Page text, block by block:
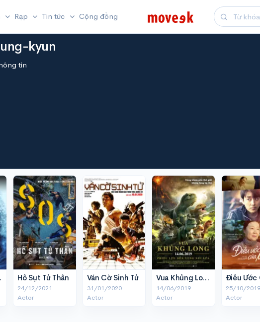
Rạp Tin tức Cộng đồng
kyun
tin
Dậy Hố Sụt Tử Thần
24/12/2021
Actor
Ván Cờ Sinh Tử
31/01/2020
Actor
Vua Khủng Long: Phiêu Lưu Đến Vùng Núi Lửa
14/06/2019
Actor
25/10/2019
Actor